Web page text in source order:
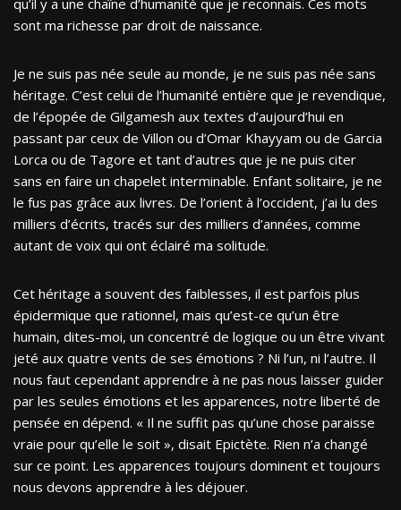
sont ma richesse par droit de naissance.
Je ne suis pas née seule au monde, je ne suis pas née sans
héritage. C’est celui de l’humanité entière que je revendique,
de l’épopée de Gilgamesh aux textes d’aujourd’hui en
passant par ceux de Villon ou d’Omar Khayyam ou de Garcia
Lorca ou de Tagore et tant d’autres que je ne puis citer
sans en faire un chapelet interminable. Enfant solitaire, je ne
le fus pas grâce aux livres. De l’orient à l’occident, j’ai lu des
milliers d’écrits, tracés sur des milliers d’années, comme
autant de voix qui ont éclairé ma solitude.
Cet héritage a souvent des faiblesses, il est parfois plus
épidermique que rationnel, mais qu’est-ce qu’un être
humain, dites-moi, un concentré de logique ou un être vivant
jeté aux quatre vents de ses émotions ? Ni l’un, ni l’autre. Il
nous faut cependant apprendre à ne pas nous laisser guider
par les seules émotions et les apparences, notre liberté de
pensée en dépend. « Il ne suffit pas qu’une chose paraisse
vraie pour qu’elle le soit », disait Epictète. Rien n’a changé
sur ce point. Les apparences toujours dominent et toujours
nous devons apprendre à les déjouer.